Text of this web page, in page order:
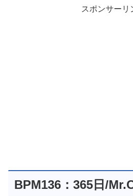
スポンサーリ
BPM136：365日/